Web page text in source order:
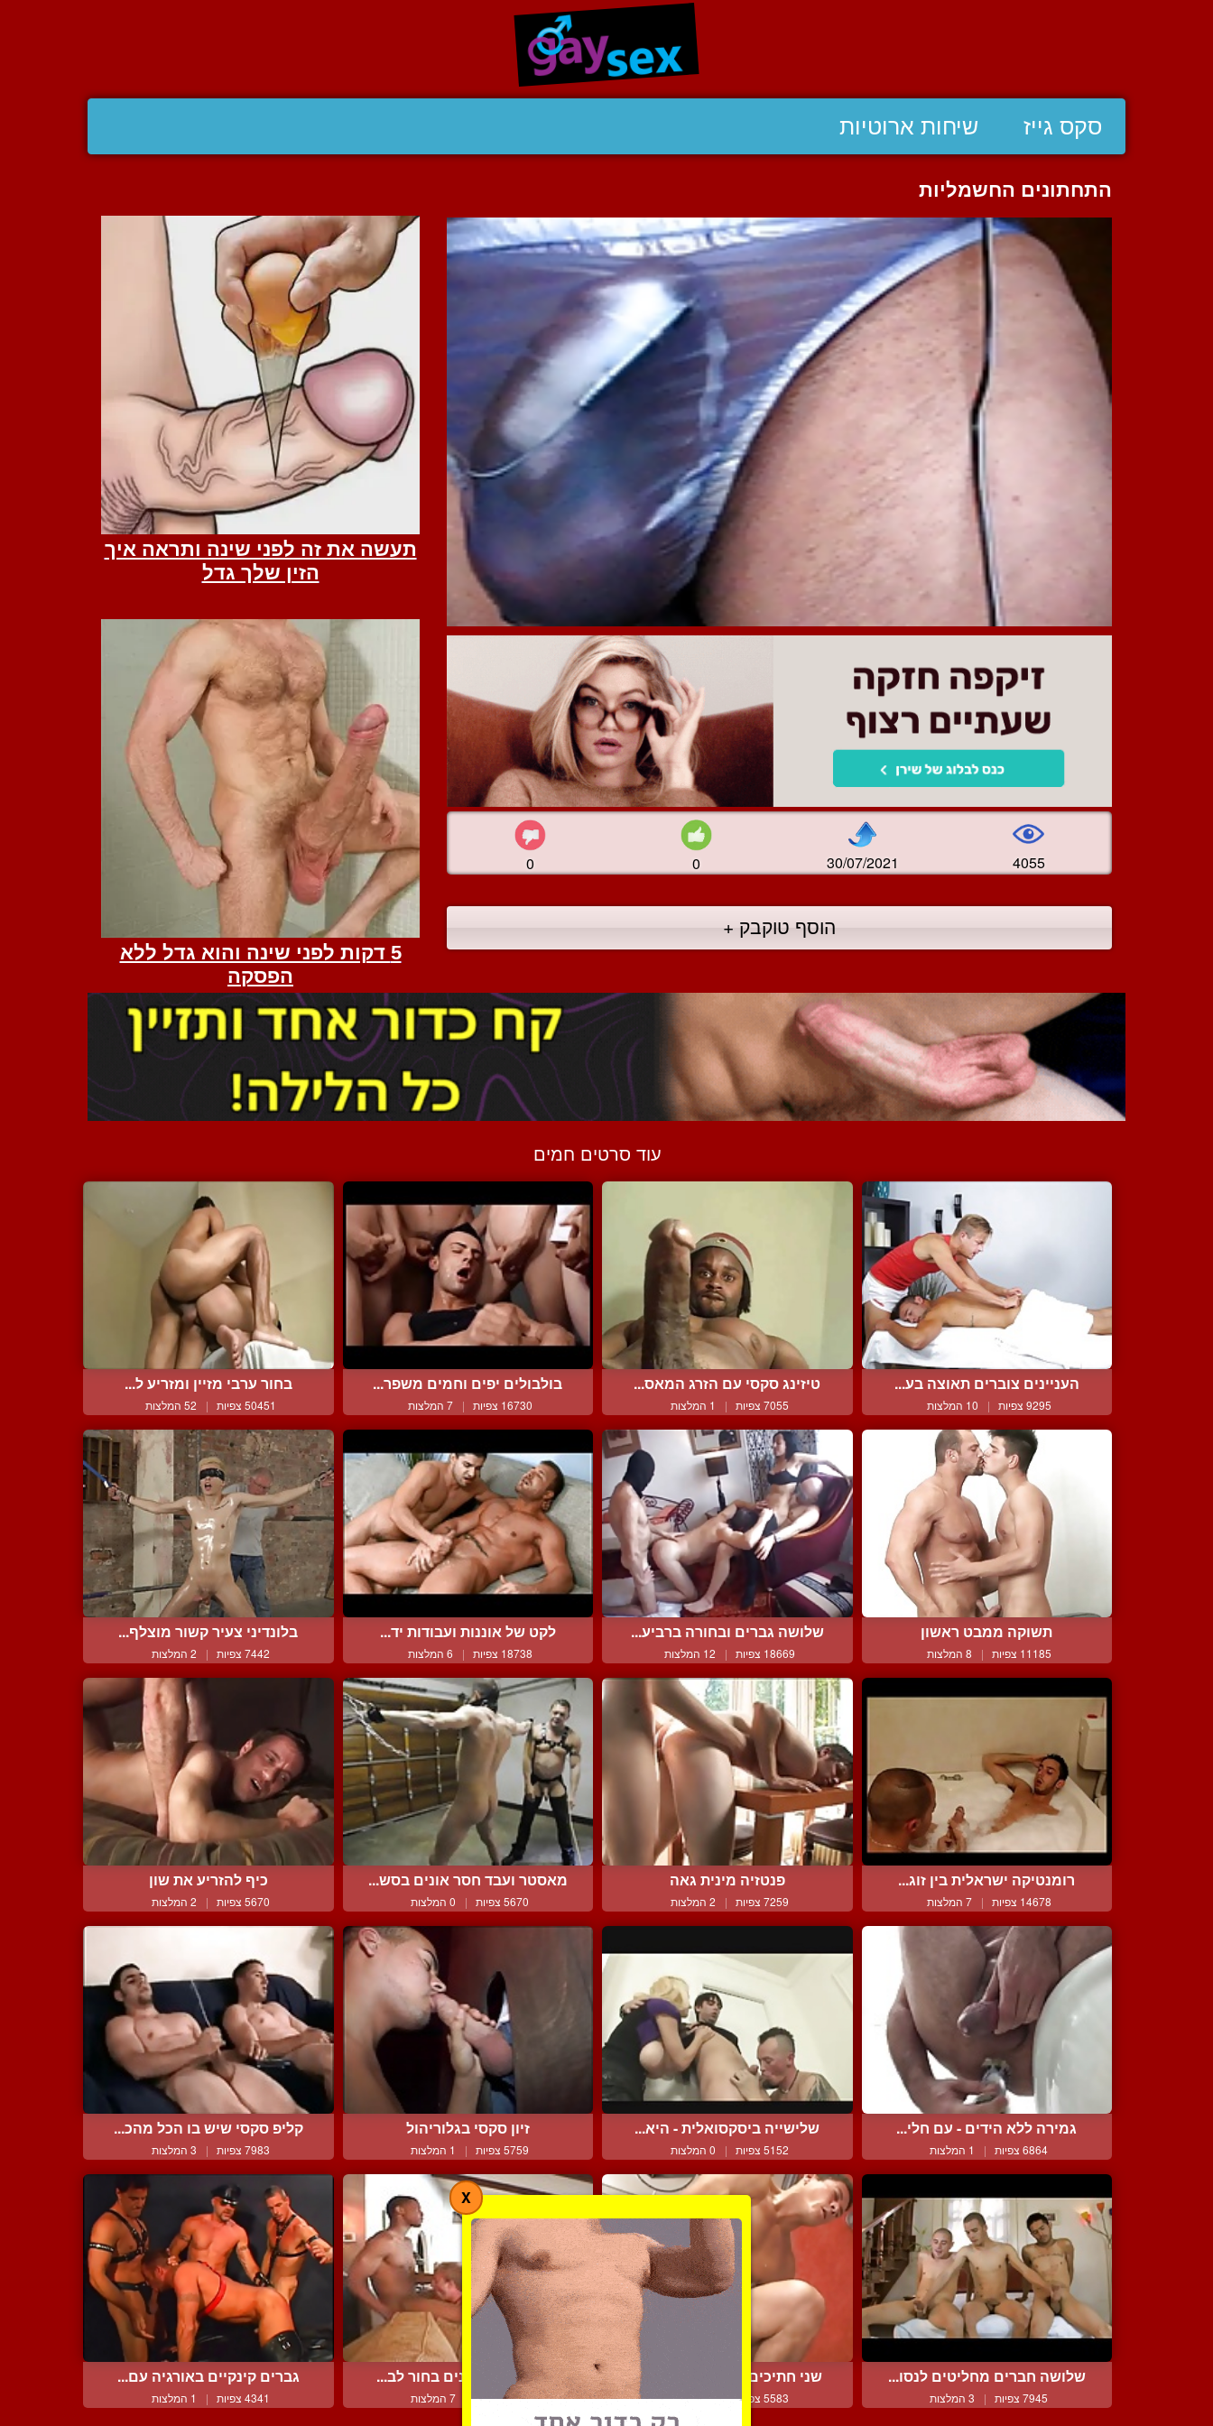
סקס גייז שיחות ארוטיות
התחתונים החשמליות
0 0 30/07/2021 4055
הוסף טוקבק +
עוד סרטים חמים
העניינים צוברים תאוצה בע...
9295 צפיות | 10 המלצות
טיזינג סקסי עם הזרג המאס...
7055 צפיות | 1 המלצות
בולבולים יפים וחמים משפר...
16730 צפיות | 7 המלצות
בחור ערבי מזיין ומזריע ל...
50451 צפיות | 52 המלצות
תשוקה ממבט ראשון
11185 צפיות | 8 המלצות
שלושה גברים ובחורה ברביע...
18669 צפיות | 12 המלצות
לקט של אוננות ועבודות יד...
18738 צפיות | 6 המלצות
בלונדיני צעיר קשור מוצלף...
7442 צפיות | 2 המלצות
רומנטיקה ישראלית בין זוג...
14678 צפיות | 7 המלצות
פנטזיה מינית גאה
7259 צפיות | 2 המלצות
מאסטר ועבד חסר אונים בסש...
5670 צפיות | 0 המלצות
כיף להזריע את שון
5670 צפיות | 2 המלצות
גמירה ללא הידים - עם חלי...
6864 צפיות | 1 המלצות
שלישייה ביסקסואלית - היא...
5152 צפיות | 0 המלצות
זיון סקסי בגלוריהול
5759 צפיות | 1 המלצות
קליפ סקסי שיש בו הכל מהכ...
7983 צפיות | 3 המלצות
שלושה חברים מחליטים לנסו...
7945 צפיות | 3 המלצות
שני חתיכים משתרללים יחד ...
5583 צפיות | 1 המלצות
שני כושים טוחנים בחור לב...
8083 צפיות | 7 המלצות
גברים קינקיים באורגיה עם...
4341 צפיות | 1 המלצות
X